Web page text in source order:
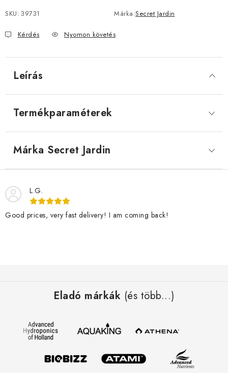
SKU: 39731 Márka:Secret Jardin
Kérdés Nyomon követés
Leírás
Termékparaméterek
Márka Secret Jardin
L.G.
Good prices, very fast delivery! I am coming back!
Eladó márkák (és több...)